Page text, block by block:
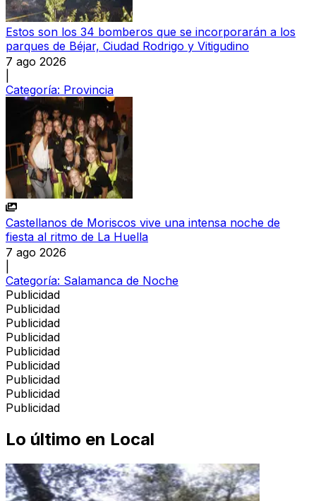
Estos son los 34 bomberos que se incorporarán a los
parques de Béjar, Ciudad Rodrigo y Vitigudino
7 ago 2026
Categoría: Provincia
Castellanos de Moriscos vive una intensa noche de
fiesta al ritmo de La Huella
7 ago 2026
Categoría: Salamanca de Noche
Publicidad
Publicidad
Publicidad
Publicidad
Publicidad
Publicidad
Publicidad
Publicidad
Publicidad
Lo último en Local